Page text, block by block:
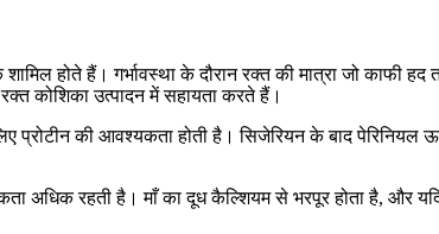
होते हैं। गर्भावस्था के दौरान रक्त की मात्रा जो काफी
कोशिका उत्पादन में सहायता करते हैं।
प्रोटीन की आवश्यकता होती है। सिजेरियन के बाद पेरिनियल
रहती है। माँ का दूध कैल्शियम से भरपूर होता है, और यदि